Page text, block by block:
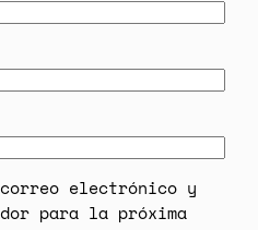
correo electrónico y
para la próxima